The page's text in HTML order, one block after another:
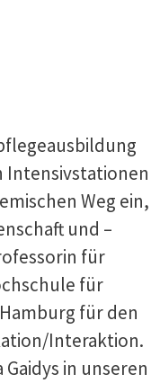
Intensivstationen
Weg ein,
und –
für
für
für den
Interaktion.
in unseren